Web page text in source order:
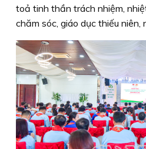
toả tinh thần trách nhiệm,
chăm sóc, giáo dục thiếu niên,